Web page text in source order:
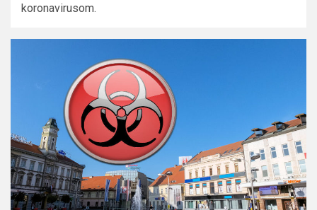
koronavirusom.